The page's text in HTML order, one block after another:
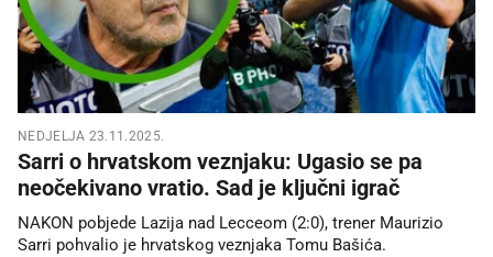
NEDJELJA 23.11.2025.
Sarri o hrvatskom veznjaku: Ugasio se pa
neočekivano vratio. Sad je ključni igrač
NAKON pobjede Lazija nad Lecceom (2:0), trener Maurizio
Sarri pohvalio je hrvatskog veznjaka Tomu Bašića.